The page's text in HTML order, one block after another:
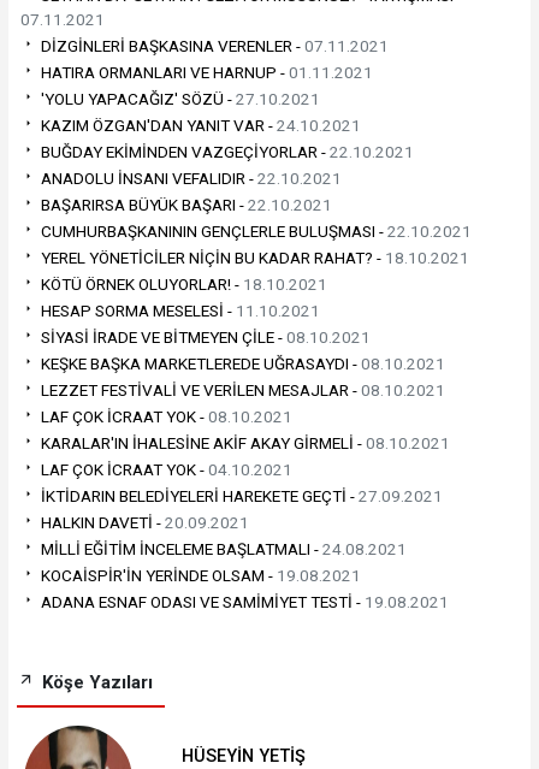
07.11.2021
DİZGİNLERİ BAŞKASINA VERENLER -07.11.2021
HATIRA ORMANLARI VE HARNUP -01.11.2021
'YOLU YAPACAĞIZ' SÖZÜ -27.10.2021
KAZIM ÖZGAN'DAN YANIT VAR -24.10.2021
BUĞDAY EKİMİNDEN VAZGEÇİYORLAR -22.10.2021
ANADOLU İNSANI VEFALIDIR -22.10.2021
BAŞARIRSA BÜYÜK BAŞARI -22.10.2021
CUMHURBAŞKANININ GENÇLERLE BULUŞMASI -22.10.2021
YEREL YÖNETİCİLER NİÇİN BU KADAR RAHAT? - 18.10.2021
KÖTÜ ÖRNEK OLUYORLAR! - 18.10.2021
HESAP SORMA MESELESİ - 11.10.2021
SİYASİ İRADE VE BİTMEYEN ÇİLE -08.10.2021
KEŞKE BAŞKA MARKETLEREDE UĞRASAYDI -08.10.2021
LEZZET FESTİVALİ VE VERİLEN MESAJLAR -08.10.2021
LAF ÇOK İCRAAT YOK -08.10.2021
KARALAR'IN İHALESİNE AKİF AKAY GİRMELİ -08.10.2021
LAF ÇOK İCRAAT YOK -04.10.2021
İKTİDARIN BELEDİYELERİ HAREKETE GEÇTİ -27.09.2021
HALKIN DAVETİ -20.09.2021
MİLLİ EĞİTİM İNCELEME BAŞLATMALI -24.08.2021
KOCAİSPİR'İN YERİNDE OLSAM - 19.08.2021
ADANA ESNAF ODASI VE SAMİMİYET TESTİ - 19.08.2021
Köşe Yazıları
HÜSEYİN YETİŞ